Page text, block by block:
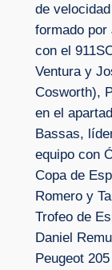
de
formado por
con el
Ventura y
Cosworth),
en el
Bassas,
equipo con
Copa de
Romero y
Trofeo de
Daniel
Peugeot